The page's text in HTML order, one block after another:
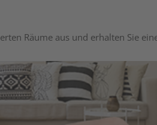
Räume aus und erhalten Sie